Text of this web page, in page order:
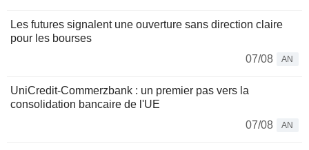
Les futures signalent une ouverture sans direction claire
pour les bourses
07/08
AN
UniCredit-Commerzbank : un premier pas vers la
consolidation bancaire de l'UE
07/08
AN